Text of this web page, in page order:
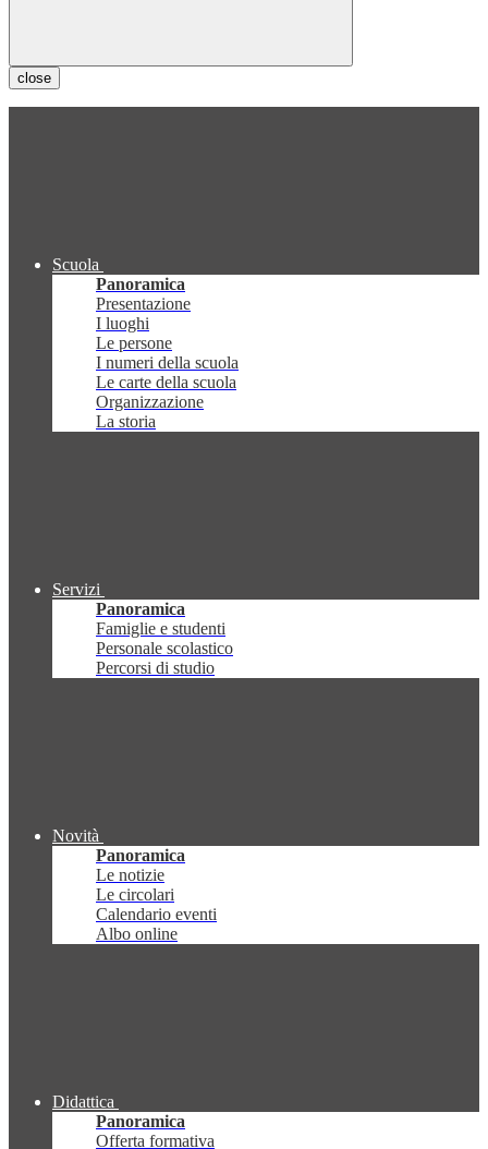
close
Scuola
Panoramica
Presentazione
I luoghi
Le persone
I numeri della scuola
Le carte della scuola
Organizzazione
La storia
Servizi
Panoramica
Famiglie e studenti
Personale scolastico
Percorsi di studio
Novità
Panoramica
Le notizie
Le circolari
Calendario eventi
Albo online
Didattica
Panoramica
Offerta formativa